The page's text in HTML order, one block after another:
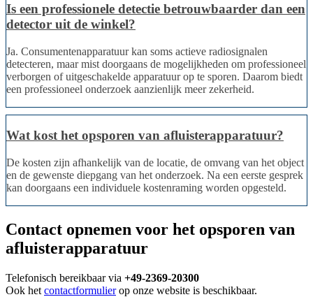
Is een professionele detectie betrouwbaarder dan een
detector uit de winkel?
Ja. Consumentenapparatuur kan soms actieve radiosignalen
detecteren, maar mist doorgaans de mogelijkheden om professioneel
verborgen of uitgeschakelde apparatuur op te sporen. Daarom biedt
een professioneel onderzoek aanzienlijk meer zekerheid.
Wat kost het opsporen van afluisterapparatuur?
De kosten zijn afhankelijk van de locatie, de omvang van het object
en de gewenste diepgang van het onderzoek. Na een eerste gesprek
kan doorgaans een individuele kostenraming worden opgesteld.
Contact opnemen voor het opsporen van
afluisterapparatuur
Telefonisch bereikbaar via +49-2369-20300
Ook het contactformulierop onze website is beschikbaar.